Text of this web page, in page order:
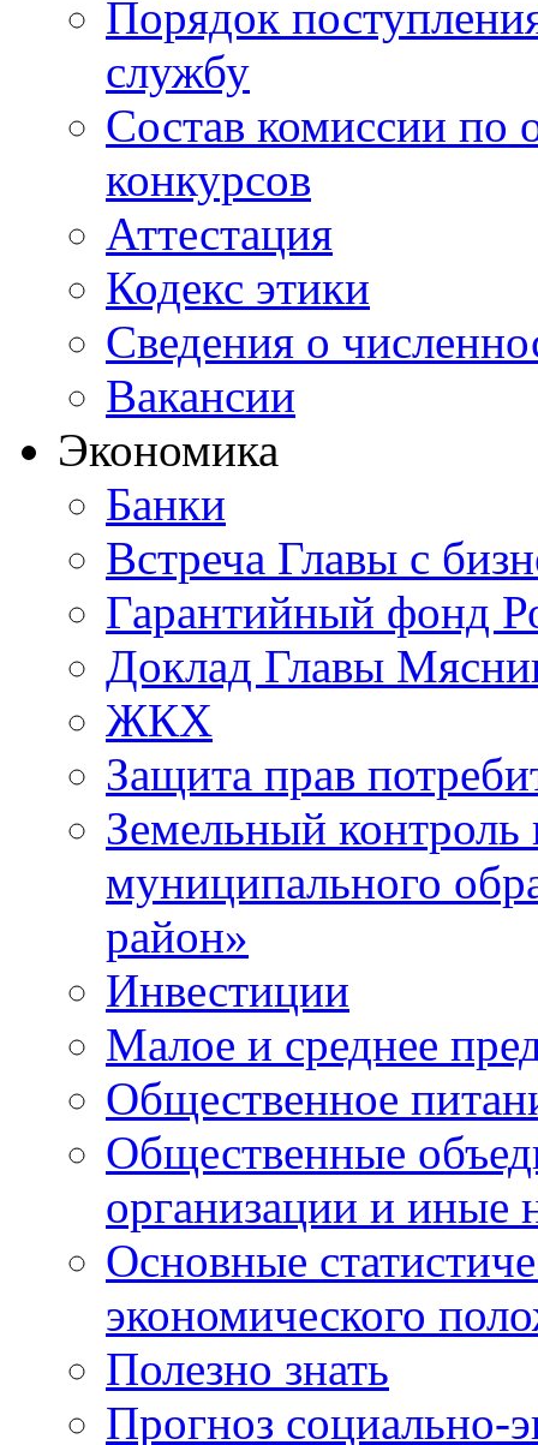
Порядок
службу
Состав комиссии по
конкурсов
Аттестация
Кодекс этики
Сведения о
Вакансии
Экономика
Банки
Встреча Главы с
Гарантийный фонд
Доклад Главы
ЖКХ
Защита прав
Земельный контроль
муниципального
район»
Инвестиции
Малое и среднее
Общественное
Общественные
организации и иные
Основные
экономического
Полезно знать
Прогноз социально-